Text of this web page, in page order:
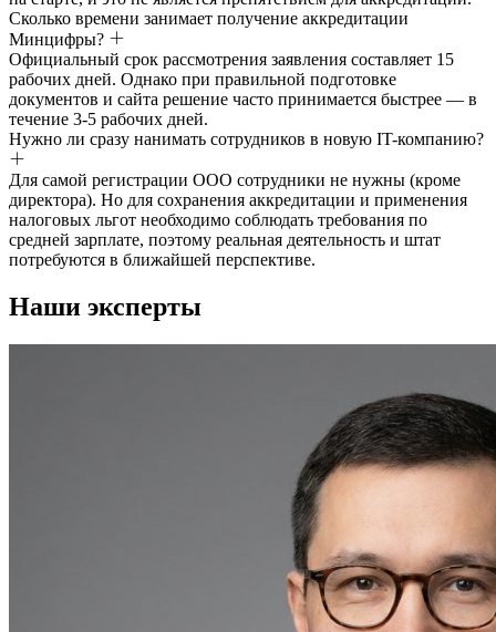
Сколько времени занимает получение аккредитации
Минцифры?
Официальный срок рассмотрения заявления составляет 15
рабочих дней. Однако при правильной подготовке
документов и сайта решение часто принимается быстрее — в
течение 3-5 рабочих дней.
Нужно ли сразу нанимать сотрудников в новую IT-компанию?
Для самой регистрации ООО сотрудники не нужны (кроме
директора). Но для сохранения аккредитации и применения
налоговых льгот необходимо соблюдать требования по
средней зарплате, поэтому реальная деятельность и штат
потребуются в ближайшей перспективе.
Наши эксперты